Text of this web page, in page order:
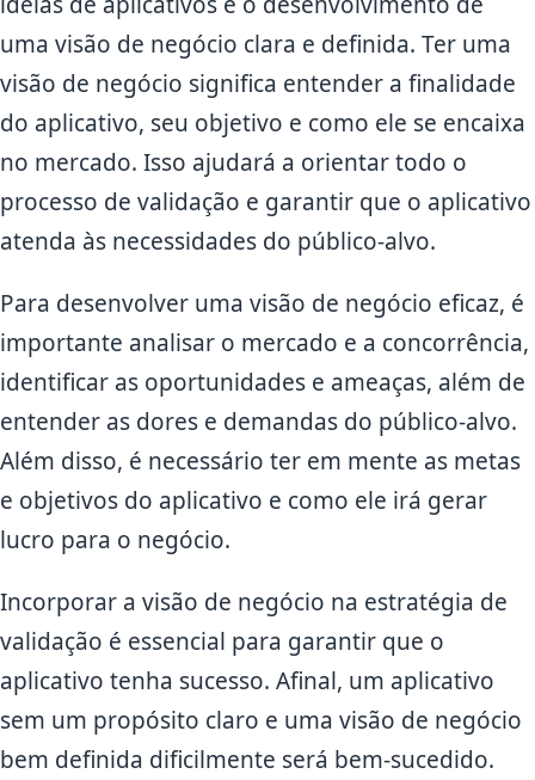
uma visão de negócio clara e definida. Ter uma
visão de negócio significa entender a finalidade
do aplicativo, seu objetivo e como ele se encaixa
no mercado. Isso ajudará a orientar todo o
processo de validação e garantir que o aplicativo
atenda às necessidades do público-alvo.
Para desenvolver uma visão de negócio eficaz, é
importante analisar o mercado e a concorrência,
identificar as oportunidades e ameaças, além de
entender as dores e demandas do público-alvo.
Além disso, é necessário ter em mente as metas
e objetivos do aplicativo e como ele irá gerar
lucro para o negócio.
Incorporar a visão de negócio na estratégia de
validação é essencial para garantir que o
aplicativo tenha sucesso. Afinal, um aplicativo
sem um propósito claro e uma visão de negócio
bem definida dificilmente será bem-sucedido.